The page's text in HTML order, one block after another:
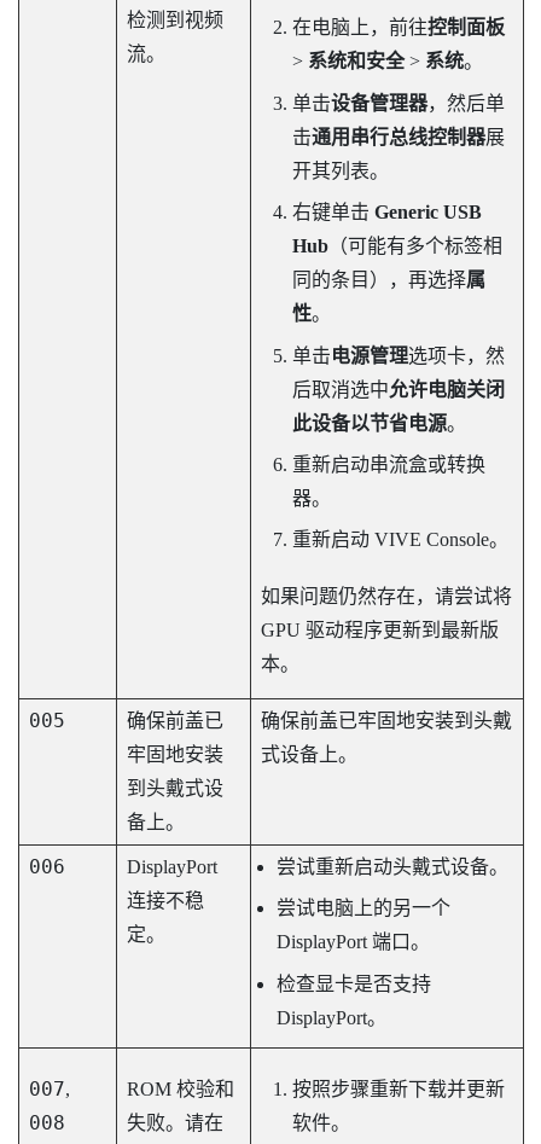
检测到视频
流。
在电脑上，前往控制面板
> 系统和安全> 系统。
单击设备管理器，然后单
击通用串行总线控制器展
开其列表。
右键单击 Generic USB
Hub（可能有多个标签相
同的条目），再选择属
性。
单击电源管理选项卡，然
后取消选中允许电脑关闭
此设备以节省电源。
重新启动串流盒或转换
器。
重新启动 VIVE Console。
如果问题仍然存在，请尝试将
GPU 驱动程序更新到最新版
本。
005
确保前盖已
牢固地安装
到头戴式设
备上。
确保前盖已牢固地安装到头戴
式设备上。
006
DisplayPort
连接不稳
定。
尝试重新启动头戴式设备。
尝试电脑上的另一个
DisplayPort端口。
检查显卡是否支持
DisplayPort。
007,
008
ROM 校验和
失败。请在
按照步骤重新下载并更新
软件。